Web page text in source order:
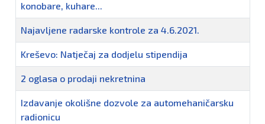
konobare, kuhare...
Najavljene radarske kontrole za 4.6.2021.
Kreševo: Natječaj za dodjelu stipendija
2 oglasa o prodaji nekretnina
Izdavanje okolišne dozvole za automehaničarsku
radionicu